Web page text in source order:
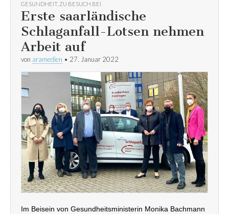
GESUNDHEIT, ZU BESUCH BEI
Erste saarländische
Schlaganfall-Lotsen nehmen
Arbeit auf
von aramedien • 27. Januar 2022
Im Beisein von Gesundheitsministerin Monika Bachmann